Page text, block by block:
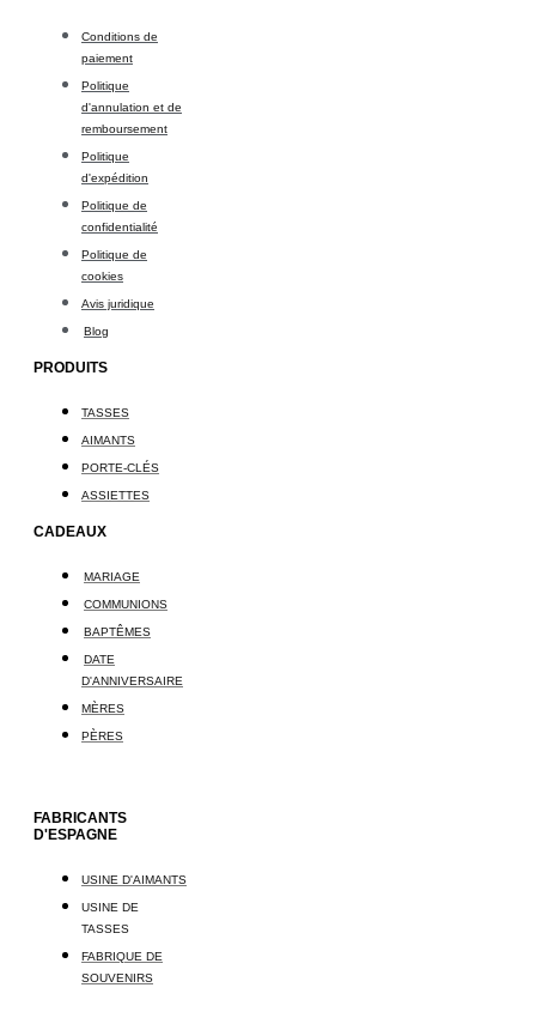
Conditions de
paiement
Politique
d'annulation et de
remboursement
Politique
d'expédition
Politique de
confidentialité
Politique de
cookies
Avis juridique
Blog
PRODUITS
TASSES
AIMANTS
PORTE-CLÉS
ASSIETTES
CADEAUX
MARIAGE
COMMUNIONS
BAPTÊMES
DATE
D'ANNIVERSAIRE
MÈRES
PÈRES
FABRICANTS
D'ESPAGNE
USINE D'AIMANTS
USINE DE
TASSES
FABRIQUE DE
SOUVENIRS